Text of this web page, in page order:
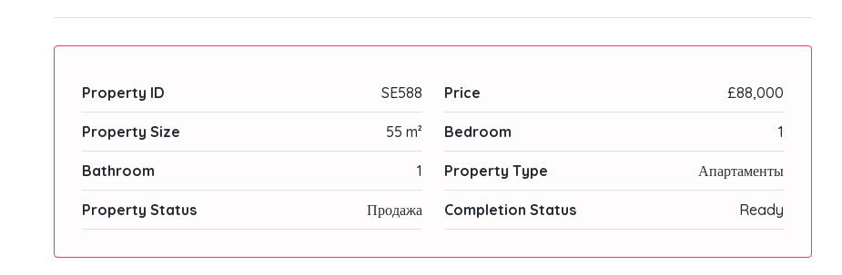
Property ID SE588 Price £88,000
Property Size 55 m² Bedroom 1
Bathroom 1 Property Type Апартаменты
Property Status Продажа Completion Status Ready